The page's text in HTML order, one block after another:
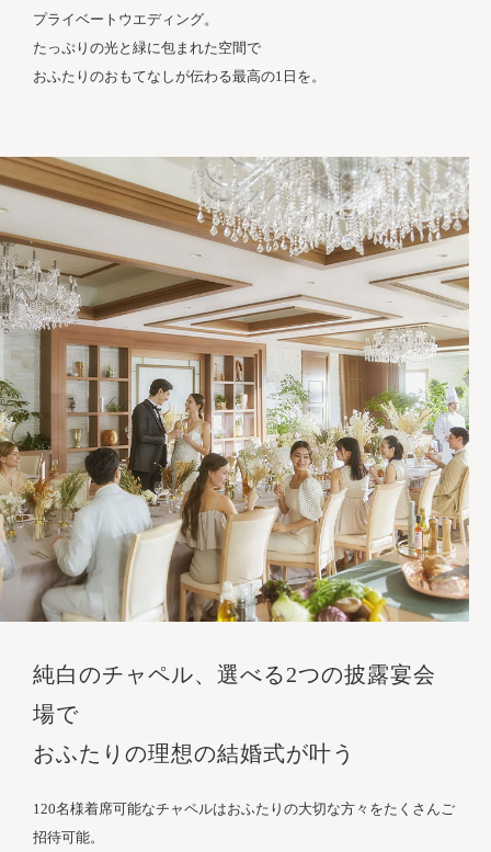
プライベートウエディング。
たっぷりの光と緑に包まれた空間で
おふたりのおもてなしが伝わる最高の1日を。
純白のチャペル、選べる2つの披露宴会
場で
おふたりの理想の結婚式が叶う
120名様着席可能なチャペルはおふたりの大切な方々をたくさんご
招待可能。